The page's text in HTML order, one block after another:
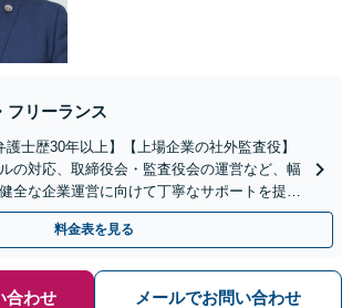
フリーランス
護士歴30年以上】【上場企業の社外監査役】
の対応、取締役会・監査役会の運営など、幅
全な企業運営に向けて丁寧なサポートを提供
相談ください。【Web面談可】
料金表を見る
合わせ メールでお問い合わせ